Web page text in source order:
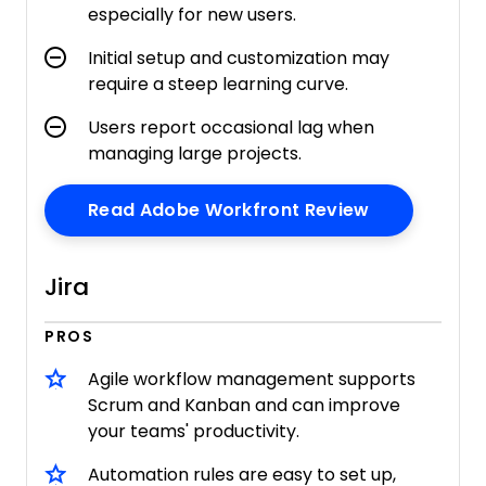
especially for new users.
Initial setup and customization may
require a steep learning curve.
Users report occasional lag when
managing large projects.
Read Adobe Workfront ReviewOpens New
Jira
PROS
Agile workflow management supports
Scrum and Kanban and can improve
your teams' productivity.
Automation rules are easy to set up,